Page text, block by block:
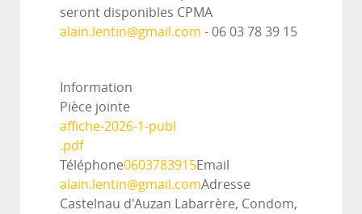
seront disponibles CPMA
alain.lentin@gmail.com - 06 03 78 39 15
Information
Pièce jointe
affiche-2026-1-publ
.pdf
Téléphone0603783915Email
alain.lentin@gmail.comAdresse
Castelnau d'Auzan Labarrère, Condom,